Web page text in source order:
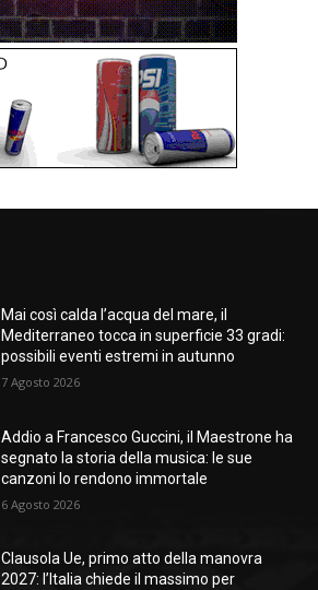
Mai così calda l’acqua del mare, il
Mediterraneo tocca in superficie 33 gradi:
possibili eventi estremi in autunno
7 Agosto 2026
Addio a Francesco Guccini, il Maestrone ha
segnato la storia della musica: le sue
canzoni lo rendono immortale
6 Agosto 2026
Clausola Ue, primo atto della manovra
2027: l’Italia chiede il massimo per